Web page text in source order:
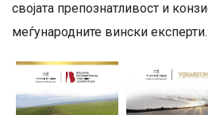
својата препознатливост и
меѓународните вински експерти.